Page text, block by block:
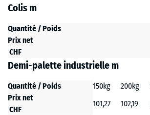
Colis m
Quantité / Poids
Prix net
CHF
Demi-palette industrielle m
Quantité / Poids 150kg 200kg
Prix net
CHF
101,27 102,19